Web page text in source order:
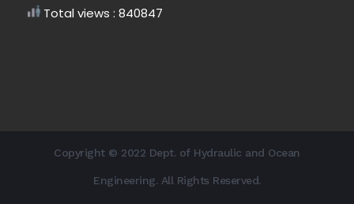
Total views : 840847
Copyright © 2022 Dept. of Hydraulic and Ocean
Engineering. All Rights Reserved.